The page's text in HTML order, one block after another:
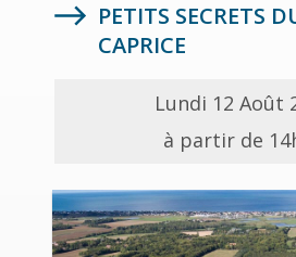
PETITS SECRETS
CAPRICE
Lundi 12 Août
à partir de